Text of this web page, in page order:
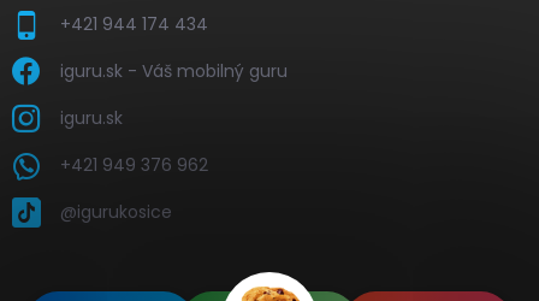
+421 944 174 434
iguru.sk - Váš mobilný guru
iguru.sk
+421 949 376 962
@igurukosice